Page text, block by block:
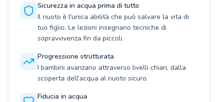
Sicurezza in acqua prima di tutto
Il nuoto è l'unica abilità che può salvare la vita di
tuo figlio. Le lezioni insegnano tecniche di
sopravvivenza fin da piccoli.
Progressione strutturata
I bambini avanzano attraverso livelli chiari, dalla
scoperta dell'acqua al nuoto sicuro.
Fiducia in acqua